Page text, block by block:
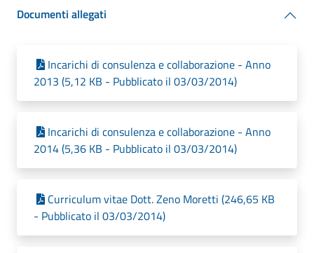
Documenti allegati
Incarichi di consulenza e collaborazione - Anno
2013 (5,12 KB - Pubblicato il 03/03/2014)
Incarichi di consulenza e collaborazione - Anno
2014 (5,36 KB - Pubblicato il 03/03/2014)
Curriculum vitae Dott. Zeno Moretti (246,65 KB
- Pubblicato il 03/03/2014)